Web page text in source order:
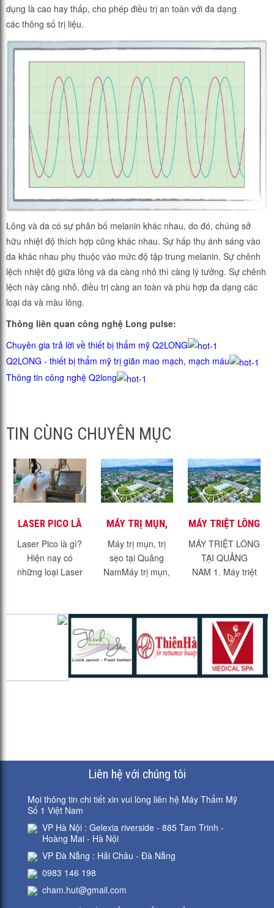
dụng là cao hay thấp, cho phép điều trị an toàn với đa dạng
các thông số trị liệu.
Lông và da có sự phân bố melanin khác nhau, do đó, chúng sở
hữu nhiệt độ thích hợp cũng khác nhau. Sự hấp thụ ánh sáng vào
da khác nhau phụ thuộc vào mức độ tập trung melanin. Sự chênh
lệch nhiệt độ giữa lông và da càng nhỏ thì càng lý tưởng. Sự chênh
lệch này càng nhỏ, điều trị càng an toàn và phù hợp đa dạng các
loại da và màu lông.
Thông liên quan công nghệ Long pulse:
Chuyên gia trả lời về thiết bị thẩm mỹ Q2LONG
Q2LONG - thiết bị thẩm mỹ trị giãn mao mạch, mạch máu
Thông tin công nghệ Q2long
TIN CÙNG CHUYÊN MỤC
LASER PICO LÀ
GÌ? PICO
GENESIS CÓ GÌ
ĐẶC BIỆT?
Laser Pico là gì?
Hiện nay có
những loại Laser
và thẩm mỹ?
Laser là gì? Laser
có ứng dụng gì...
MÁY TRỊ MỤN,
TRỊ SẸO TẠI
QUẢNG NAM
Máy trị mụn, trị
sẹo tại Quảng
NamMáy trị mụn,
trị mụn, trị sẹo, trẻ
thịnh...
MÁY TRIỆT LÔNG
TẠI QUẢNG NAM
MÁY TRIỆT LÔNG
TẠI QUẢNG
NAM 1. Máy triệt
Máy triệt lông hiệu
quả?Máy triệt lông
IPL Là thiết bị
phát...
Liên hệ với chúng tôi
Mọi thông tin chi tiết xin vui lòng liên hệ Máy Thẩm Mỹ
Số 1 Việt Nam
VP Hà Nội : Gelexia riverside - 885 Tam Trinh -
Hoàng Mai - Hà Nội
VP Đà Nẵng : Hải Châu - Đà Nẵng
0983 146 198
cham.hut@gmail.com